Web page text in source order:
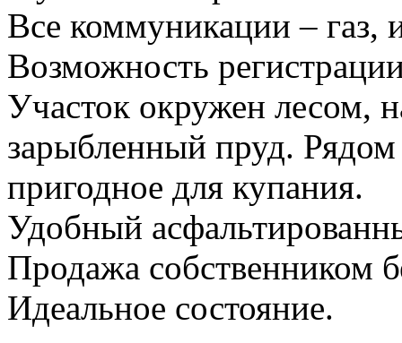
Все коммуникации – газ,
Возможность
Участок окружен лесом,
зарыбленный пруд. Рядом
пригодное для купания.
Удобный
Продажа собственником
Идеальное состояние.